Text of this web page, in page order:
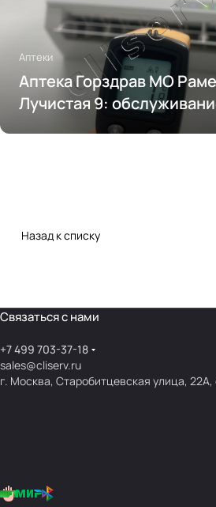
Аптеки
Аптека Горздрав МО
Лучистая 9:
кондиционирования
Назад к списку
Связаться с нами
+7 499 703-37-18
sales@cliserv.ru
г. Москва, Старобитцевская улица, 22А,